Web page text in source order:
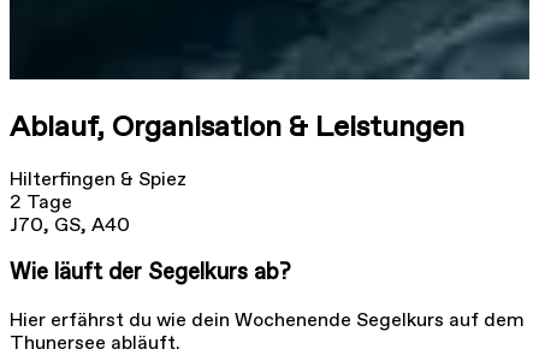
Ablauf, Organisation & Leistungen
Hilterfingen & Spiez
2 Tage
J70, GS, A40
Wie läuft der Segelkurs ab?
Hier erfährst du wie dein Wochenende Segelkurs auf dem
Thunersee abläuft.